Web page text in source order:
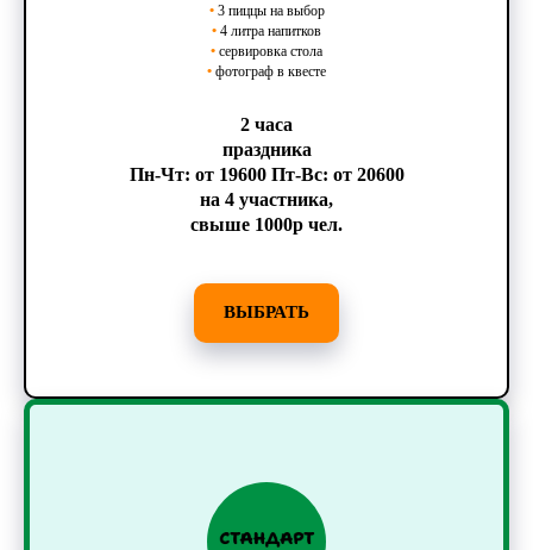
• 3 пиццы на выбор
• 4 литра напитков
• сервировка стола
• фотограф в квесте
2 часа
праздника
Пн-Чт: от 19600 Пт-Вс: от 20600
на 4 участника,
свыше 1000р чел.
ВЫБРАТЬ